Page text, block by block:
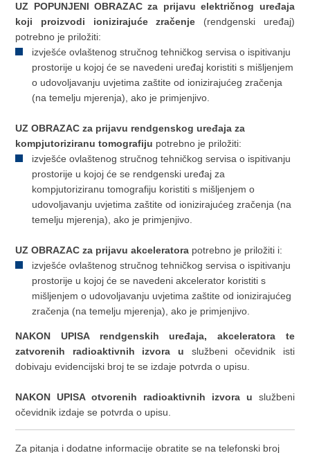
UZ POPUNJENI OBRAZAC za prijavu električnog uređaja
koji proizvodi ionizirajuće zračenje (rendgenski uređaj)
potrebno je priložiti:
izvješće ovlaštenog stručnog tehničkog servisa o ispitivanju
prostorije u kojoj će se navedeni uređaj koristiti s mišljenjem
o udovoljavanju uvjetima zaštite od ionizirajućeg zračenja
(na temelju mjerenja), ako je primjenjivo.
UZ OBRAZAC za prijavu rendgenskog uređaja za
kompjutoriziranu tomografiju potrebno je priložiti:
izvješće ovlaštenog stručnog tehničkog servisa o ispitivanju
prostorije u kojoj će se rendgenski uređaj za
kompjutoriziranu tomografiju koristiti s mišljenjem o
udovoljavanju uvjetima zaštite od ionizirajućeg zračenja (na
temelju mjerenja), ako je primjenjivo.
UZ OBRAZAC za prijavu akceleratora potrebno je priložiti i:
izvješće ovlaštenog stručnog tehničkog servisa o ispitivanju
prostorije u kojoj će se navedeni akcelerator koristiti s
mišljenjem o udovoljavanju uvjetima zaštite od ionizirajućeg
zračenja (na temelju mjerenja), ako je primjenjivo.
NAKON UPISA rendgenskih uređaja, akceleratora te
zatvorenih radioaktivnih izvora u službeni očevidnik isti
dobivaju evidencijski broj te se izdaje potvrda o upisu.
NAKON UPISA otvorenih radioaktivnih izvora u službeni
očevidnik izdaje se potvrda o upisu.
Za pitanja i dodatne informacije obratite se na telefonski broj